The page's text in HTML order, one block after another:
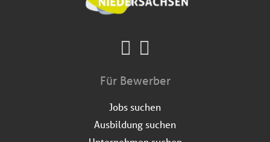
Für Bewerber
Jobs suchen
Ausbildung suchen